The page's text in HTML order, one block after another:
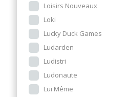
Loisirs Nouveaux
Loki
Lucky Duck Games
Ludarden
Ludistri
Ludonaute
Lui Même